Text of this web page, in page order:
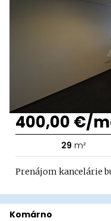
400,00 €/
29 m²
Prenájom kancelárie
Komárno